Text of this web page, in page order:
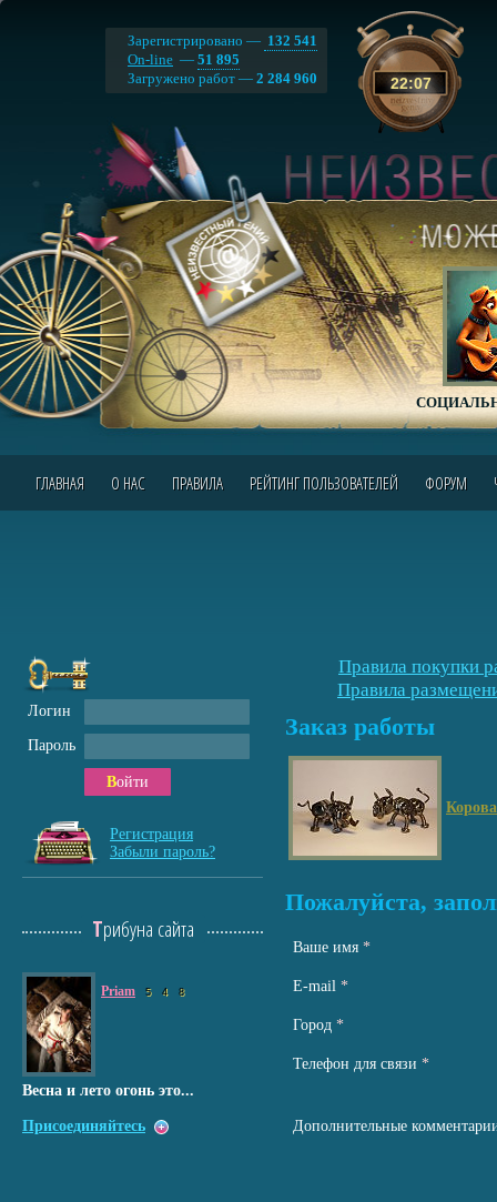
22:07
Зарегистрировано — 132 541
On-line — 51 895
Загружено работ — 2 284 960
ГЛАВНАЯ О НАС ПРАВИЛА РЕЙТИНГ ПОЛЬЗОВАТЕЛЕЙ ФОРУМ
Правила покупки
Правила
Заказ работы
Пожалуйста,
Ваше имя *
Е-mail *
Город *
Телефон для связи *
Дополнительные
Логин
Пароль
Войти
Регистрация
Забыли пароль?
Трибуна сайта
Priam 5 4 8
Весна и лето огонь это...
Присоединяйтесь